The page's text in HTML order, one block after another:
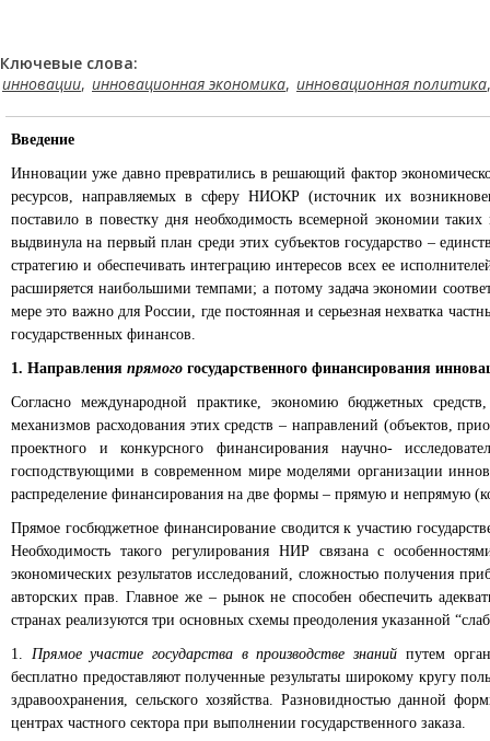
Ключевые слова:
инновации, инновационная экономика, инновационная политика
Введение
Инновации уже давно превратились в решающий фактор
ресурсов, направляемых в сферу НИОКР (источник их
поставило в повестку дня необходимость всемерной экономии
выдвинула на первый план среди этих субъектов государство –
стратегию и обеспечивать интеграцию интересов всех ее
расширяется наибольшими темпами; а потому задача экономии
мере это важно для России, где постоянная и серьезная нехватка
государственных финансов.
1. Направления прямого государственного финансирования
Согласно международной практике, экономию бюджетных
механизмов расходования этих средств – направлений (объектов,
проектного и конкурсного финансирования научно-
господствующими в современном мире моделями организации
распределение финансирования на две формы – прямую и непрямую
Прямое госбюджетное финансирование сводится к участию
Необходимость такого регулирования НИР связана с
экономических результатов исследований, сложностью получения
авторских прав. Главное же – рынок не способен обеспечить
странах реализуются три основных схемы преодоления указанной
1. Прямое участие государства в производстве знаний путем
бесплатно предоставляют полученные результаты широкому кругу
здравоохранения, сельского хозяйства. Разновидностью данной
центрах частного сектора при выполнении государственного заказа.